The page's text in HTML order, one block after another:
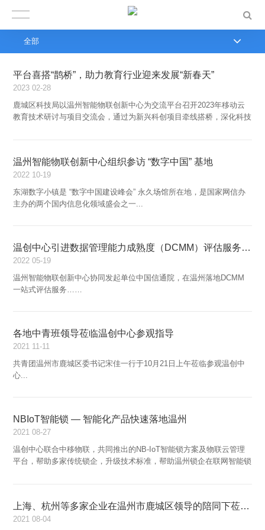
平台喜搭“鹊桥”，助力教育行业迎来发展“新春天”
2023 02-28
鹿城区科技局以温州智能物联创新中心为交流平台召开2023年移动云
教育技术研讨与项目交流会，通过为新兴科创项目牵线搭桥，深化科技
温州智能物联创新中心组织参访 “数字中国” 基地
2022 10-19
东湖数字小镇是 “数字中国建设峰会” 永久场馆所在地，是国家网信办
主办的两个国内信息化领域盛会之一...
温创中心引进数据管理能力成熟度（DCMM）评估服务体系
2022 05-19
温州智能物联创新中心协同发起单位中国信通院，在温州落地DCMM
一站式评估服务……
各地中青班领导莅临温创中心参观指导
2021 11-11
共青团温州市鹿城区委书记宋佳一行于10月21日上午莅临参观温创中
心...
NBIoT智能锁 — 智能化产品快速落地温州
2021 08-27
温创中心联合中移物联，共同推出的NB-IoT智能锁方案及物联云管理
平台，帮助多家传统锁企，升级技术标准，帮助温州锁企在联网智能锁
上海、杭州等多家企业在温州市鹿城区领导的陪同下莅临温创中心
2021 08-04
全部